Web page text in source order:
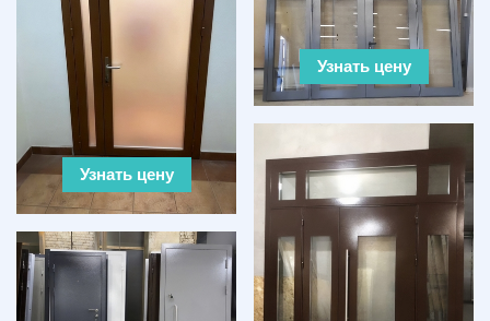
Узнать цену
Узнать цену